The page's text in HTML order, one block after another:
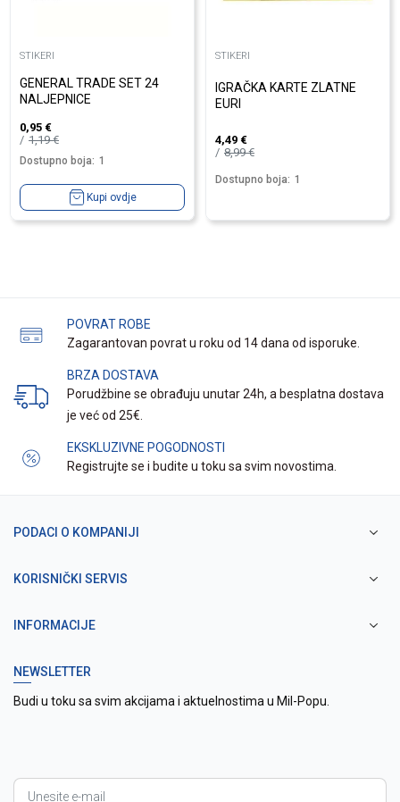
STIKERI
GENERAL TRADE SET 24
NALJEPNICE
0,95 €
1,19€
Dostupno boja: 1
Kupi ovdje
STIKERI
IGRAČKA KARTE ZLATNE
EURI
4,49 €
8,99€
Dostupno boja: 1
POVRAT ROBE
Zagarantovan povrat u roku od 14 dana od isporuke.
BRZA DOSTAVA
Porudžbine se obrađuju unutar 24h, a besplatna dostava
je već od 25€.
EKSKLUZIVNE POGODNOSTI
Registrujte se i budite u toku sa svim novostima.
PODACI O KOMPANIJI
KORISNIČKI SERVIS
INFORMACIJE
NEWSLETTER
Budi u toku sa svim akcijama i aktuelnostima u Mil-Popu.